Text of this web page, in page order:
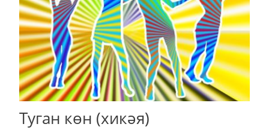
Туган көн (хикәя)